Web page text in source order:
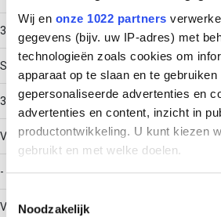
Wij en onze 1022 partners
gegevens (bijv. uw IP-adres) met
technologieën zoals cookies om
apparaat op te slaan en te
gepersonaliseerde advertenties en
advertenties en content, inzicht in
productontwikkeling. U kunt kiezen
gebruikt en met welke doelen.
Informatie verzamelen over uw
Noodzakelijk
3
Spanbereik
32 - 36
Voor buizen (metrisch)
-
Voor Pg-maat buis